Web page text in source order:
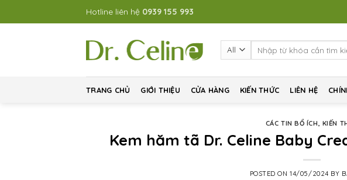
to
Hotline liên hệ 0939 155 993
TRANG CHỦ GIỚI THIỆU CỬA HÀNG KIẾN THỨC LIÊN HỆ
CÁC TIN BỔ ÍCH, KIẾN
Kem hăm tã Dr. Celine Baby
POSTED ON14/05/2024 BY